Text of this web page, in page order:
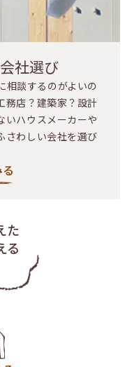
社選び
相談するのがよいの
務店？建築家？設計
いハウスメーカーや
さわしい会社を選び
た
る